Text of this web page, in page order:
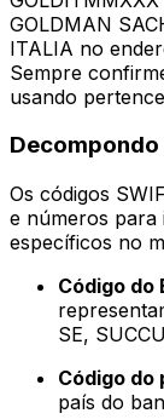
GOLDMAN
ITALIA no
Sempre
usando
Decompondo
Os códigos
e números para
específicos no
Código do
SE,
Código do
país do